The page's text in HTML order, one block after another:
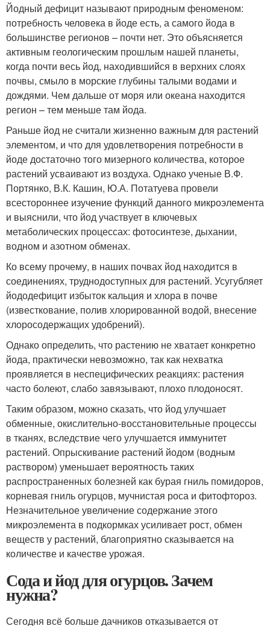
Йодный дефицит называют природным феноменом:
потребность человека в йоде есть, а самого йода в
большинстве регионов – почти нет. Это объясняется
активным геологическим прошлым нашей планеты,
когда почти весь йод, находившийся в верхних слоях
почвы, смыло в морские глубины талыми водами и
дождями. Чем дальше от моря или океана находится
регион – тем меньше там йода.
Раньше йод не считали жизненно важным для растений
элементом, и что для удовлетворения потребности в
йоде достаточно того мизерного количества, которое
растений усваивают из воздуха. Однако ученые В.Ф.
Портянко, В.К. Кашин, Ю.А. Потатуева провели
всестороннее изучение функций данного микроэлемента
и выяснили, что йод участвует в ключевых
метаболических процессах: фотосинтезе, дыхании,
водном и азотном обменах.
Ко всему прочему, в наших почвах йод находится в
соединениях, труднодоступных для растений. Усугубляет
йододефицит избыток кальция и хлора в почве
(известкование, полив хлорированной водой, внесение
хлоросодержащих удобрений).
Однако определить, что растению не хватает конкретно
йода, практически невозможно, так как нехватка
проявляется в неспецифических реакциях: растения
часто болеют, слабо завязывают, плохо плодоносят.
Таким образом, можно сказать, что йод улучшает
обменные, окислительно-восстановительные процессы
в тканях, вследствие чего улучшается иммунитет
растений. Опрыскивание растений йодом (водным
раствором) уменьшает вероятность таких
распространенных болезней как бурая гниль помидоров,
корневая гниль огурцов, мучнистая роса и фитофтороз.
Незначительное увеличение содержание этого
микроэлемента в подкормках усиливает рост, обмен
веществ у растений, благоприятно сказывается на
количестве и качестве урожая.
Сода и йод для огурцов. Зачем
нужна?
Сегодня всё больше дачников отказывается от